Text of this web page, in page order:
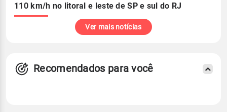
110 km/h no litoral e leste de SP e sul do RJ
Ver mais notícias
Recomendados para você